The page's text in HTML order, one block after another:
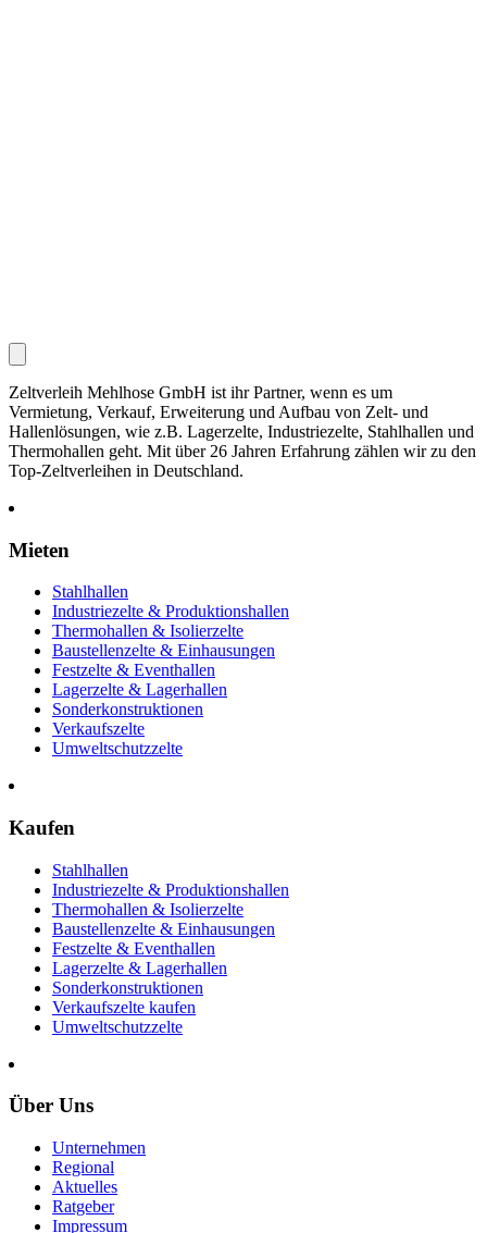
Zeltverleih Mehlhose GmbH ist ihr Partner, wenn es um
Vermietung, Verkauf, Erweiterung und Aufbau von Zelt- und
Hallenlösungen, wie z.B. Lagerzelte, Industriezelte, Stahlhallen und
Thermohallen geht. Mit über 26 Jahren Erfahrung zählen wir zu den
Top-Zeltverleihen in Deutschland.
Mieten
Stahlhallen
Industriezelte & Produktionshallen
Thermohallen & Isolierzelte
Baustellenzelte & Einhausungen
Festzelte & Eventhallen
Lagerzelte & Lagerhallen
Sonderkonstruktionen
Verkaufszelte
Umweltschutzzelte
Kaufen
Stahlhallen
Industriezelte & Produktionshallen
Thermohallen & Isolierzelte
Baustellenzelte & Einhausungen
Festzelte & Eventhallen
Lagerzelte & Lagerhallen
Sonderkonstruktionen
Verkaufszelte kaufen
Umweltschutzzelte
Über Uns
Unternehmen
Regional
Aktuelles
Ratgeber
Impressum